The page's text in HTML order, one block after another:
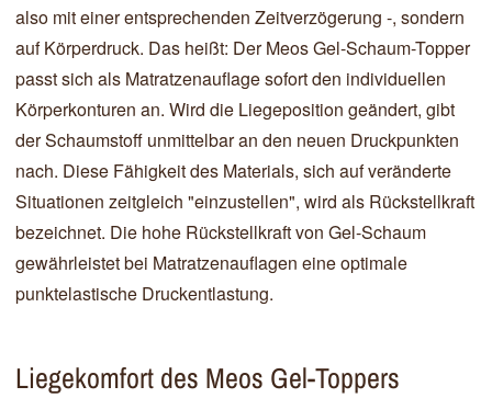
also mit einer entsprechenden Zeitverzögerung -, sondern
auf Körperdruck. Das heißt: Der Meos Gel-Schaum-Topper
passt sich als Matratzenauflage sofort den individuellen
Körperkonturen an. Wird die Liegeposition geändert, gibt
der Schaumstoff unmittelbar an den neuen Druckpunkten
nach. Diese Fähigkeit des Materials, sich auf veränderte
Situationen zeitgleich "einzustellen", wird als Rückstellkraft
bezeichnet. Die hohe Rückstellkraft von Gel-Schaum
gewährleistet bei Matratzenauflagen eine optimale
punktelastische Druckentlastung.
Liegekomfort des Meos Gel-Toppers